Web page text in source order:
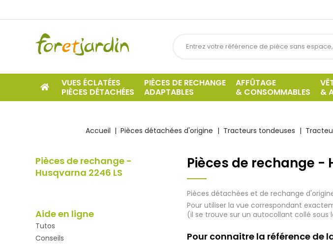
VUES ÉCLATÉES
PIÈCES DÉTACHÉES
PIÈCES DE RECHANGE
ADAPTABLES
AFFÛTAGE
& CONSOMMABLES
&
Accueil Pièces détachées d'origine Tracteurs tondeuses
Pièces de rechange -
Husqvarna 2246 LS
Aide en ligne
Tutos
Conseils
Pièces de rechange -
Pièces détachées et de rechange
Pour utiliser la vue correspondant
(il se trouve sur un autocollant collé
Pour connaitre la référence de